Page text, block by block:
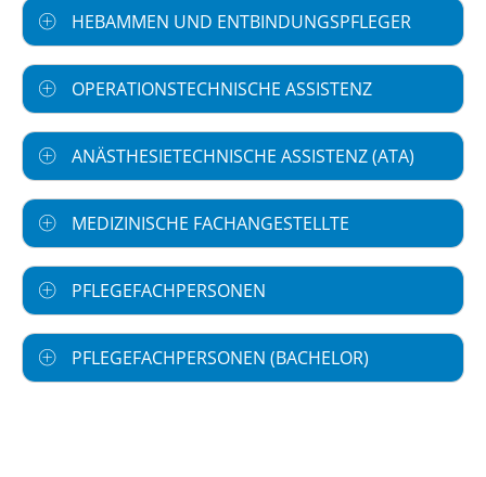
HEBAMMEN UND ENTBINDUNGSPFLEGER
OPERATIONSTECHNISCHE ASSISTENZ
ANÄSTHESIETECHNISCHE ASSISTENZ (ATA)
MEDIZINISCHE FACHANGESTELLTE
PFLEGEFACHPERSONEN
PFLEGEFACHPERSONEN (BACHELOR)